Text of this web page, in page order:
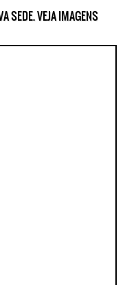
SEDE. VEJA IMAGENS